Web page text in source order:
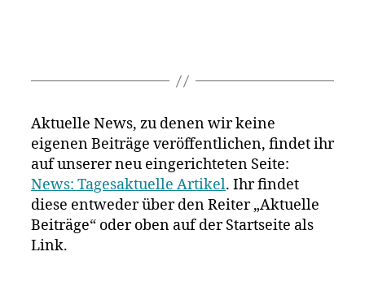
Aktuelle News, zu denen wir keine
eigenen Beiträge veröffentlichen, findet ihr
auf unserer neu eingerichteten Seite:
News: Tagesaktuelle Artikel. Ihr findet
diese entweder über den Reiter „Aktuelle
Beiträge“ oder oben auf der Startseite als
Link.